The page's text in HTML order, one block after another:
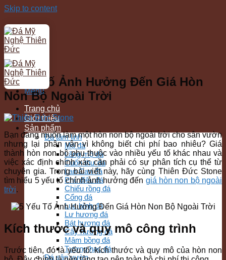
Skip to content
Menu
Trang chủ
Giới thiệu
Sản phẩm
Đá tâm linh
Mộ đá
Lăng mộ đá
Cuốn thư đá
Lan Can đá
Phù điêu đá
Chiếu rồng đá
Cổng đá
Lục bình đá
Lư hương đá
Bát hương đá
Cây hương đá
Mâm bồng đá
Tượng hạc đá
Đá sân vườn
Tin tức
5 Yếu Tố Ảnh Hưởng Đến Giá Hòn
Non Bộ Ngoài Trời
Bạn đang muốn làm một hòn non bộ ngoài trời cho sân vườn
nhưng lại phân vân vì không biết chi phí bao nhiêu? Giá
thành hòn non bộ phụ thuộc vào nhiều yếu tố khác nhau và
việc xác định chính xác cần phải có sự phân tích cụ thể từ
chuyên gia. Trong bài viết này, hãy cùng Thiên Đức Stone
tìm hiểu 5 yếu tố chính ảnh hưởng đến giá hòn non bộ ngoài
trời.
Kích thước và quy mô công trình
Trước tiên, đó là yếu tố: kích thước và quy mô của hòn non